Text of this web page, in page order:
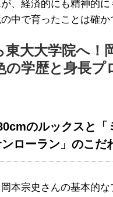
、経済的にも精神的
中で育ったことは確か
東大大学院へ！
の学歴と身長プ
のルックスと「
ローラン」のこだ
本宗史さんの基本的